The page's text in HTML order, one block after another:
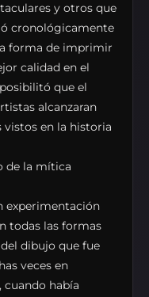
y otros que
cronológicamente
forma de imprimir
calidad en el
que el
alcanzaran
vistos en la historia
de la mítica
experimentación
todas las formas
dibujo que fue
veces en
cuando había